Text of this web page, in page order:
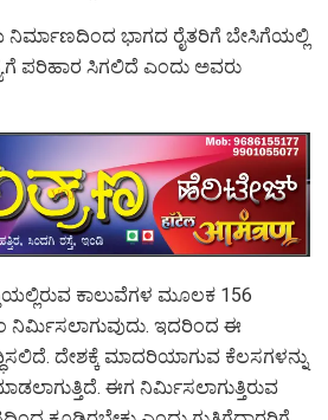
ಭಾಗದ ರೈತರಿಗೆ ಬೇಸಿಗೆಯಲ್ಲಿ
ಪರಿಹಾರ ಸಿಗಲಿದೆ ಎಂದು ಅವರು
ಕಾಲುವೆಗಳ ಮೂಲಕ 156
ನಿರ್ಮಿಸಲಾಗುವುದು. ಇದರಿಂದ ಈ
ದೇಶಕ್ಕೆ ಮಾದರಿಯಾಗುವ ಕೆಲಸಗಳನ್ನು
ಈಗ ನಿರ್ಮಿಸಲಾಗುತ್ತಿರುವ